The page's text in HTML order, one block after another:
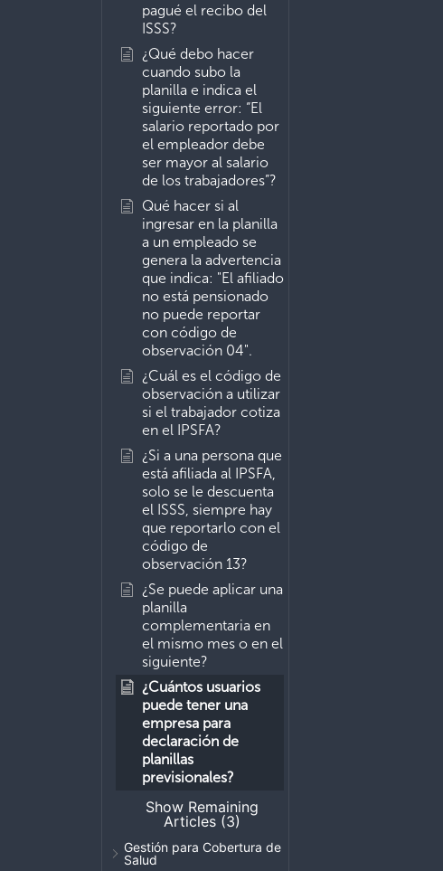
pagué el recibo del
ISSS?
¿Qué debo hacer
cuando subo la
planilla e indica el
siguiente error: “El
salario reportado por
el empleador debe
ser mayor al salario
de los trabajadores”?
Qué hacer si al
ingresar en la planilla
a un empleado se
genera la advertencia
que indica: "El afiliado
no está pensionado
no puede reportar
con código de
observación 04".
¿Cuál es el código de
observación a utilizar
si el trabajador cotiza
en el IPSFA?
¿Si a una persona que
está afiliada al IPSFA,
solo se le descuenta
el ISSS, siempre hay
que reportarlo con el
código de
observación 13?
¿Se puede aplicar una
planilla
complementaria en
el mismo mes o en el
siguiente?
¿Cuántos usuarios
puede tener una
empresa para
declaración de
planillas
previsionales?
Show Remaining
Articles (3)
Gestión para Cobertura de
Salud